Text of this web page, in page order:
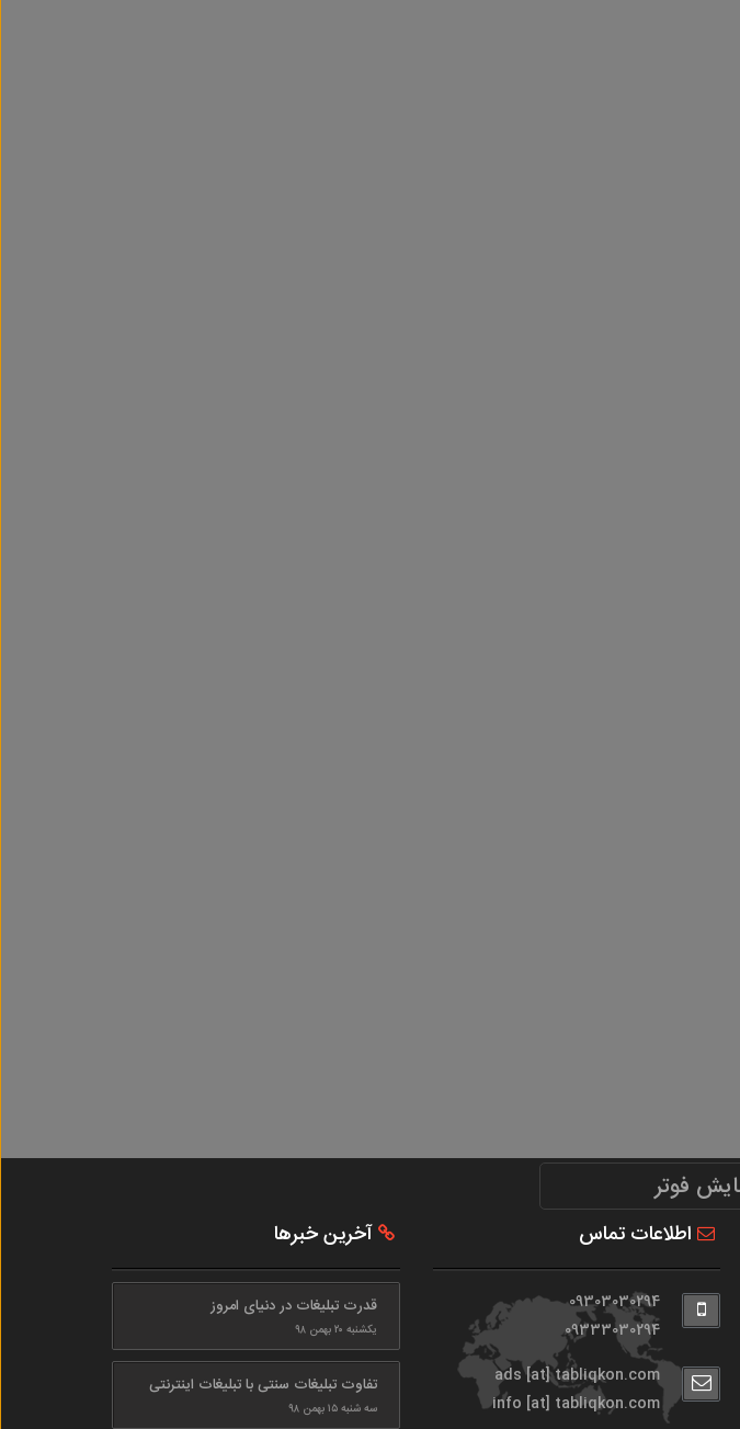
فوتر
اطلاعات تماس
09303030294
09333030294
ads [at] tabliqkon.com
info [at] tabliqkon.com
آخرین خبرها
قدرت تبلیغات در دنیای امروز
یکشنبه ۲۰ بهمن ۹۸
تفاوت تبلیغات سنتی با تبلیغات اینترنتی
سه شنبه ۱۵ بهمن ۹۸